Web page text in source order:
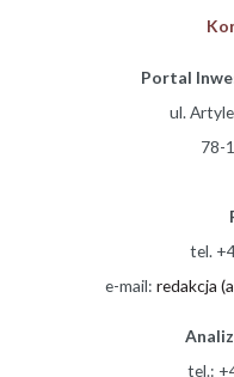
Portal
ul.
78-
tel.
e-mail: redakcja
tel.: